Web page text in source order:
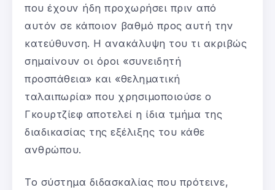
που έχουν ήδη προχωρήσει πριν από
αυτόν σε κάποιον βαθμό προς αυτή την
κατεύθυνση. Η ανακάλυψη του τι ακριβώς
σημαίνουν οι όροι «συνειδητή
προσπάθεια» και «θεληματική
ταλαιπωρία» που χρησιμοποιούσε ο
Γκουρτζίεφ αποτελεί η ίδια τμήμα της
διαδικασίας της εξέλιξης του κάθε
ανθρώπου.
Το σύστημα διδασκαλίας που πρότεινε,